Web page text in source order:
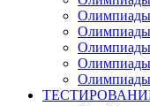
Олимпиады
Олимпиады
Олимпиады
Олимпиады
Олимпиады